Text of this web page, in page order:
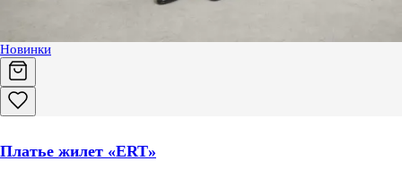
Новинки
Платье жилет «ERT»